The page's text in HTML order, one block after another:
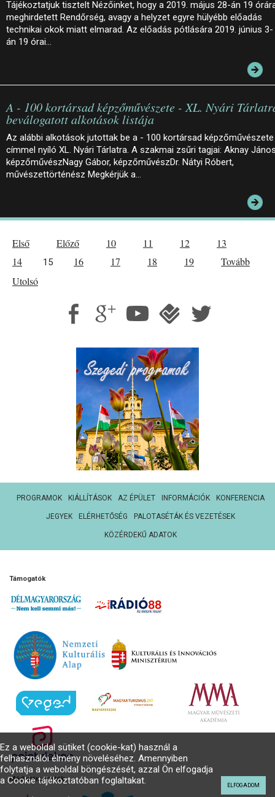
Tájékoztatjuk tisztelt Nézőinket, hogy a 2019. május 28-án 19
meghirdetett Rendőrség, avagy a helyzet egyre hülyébb előadás
technikai okok miatt elmarad. Az előadás pótlására 2019. június 3-
án 19 órai…
A - 100 kortársad képzőművészete - XL. Nyári
beválogatott alkotások listája
Az alábbi alkotások jutottak be a - 100 kortársad
címmel nyíló XL. Nyári Tárlatra. A szakmai zsűri tagjai: Aknay
képzőművészNagy Gábor, képzőművészDr. Nátyi Róbert,
művészettörténész Megkérjük a…
Első Előző 10 11 12
13
14
15 16 17 18 19
Tovább
Utolsó
PROGRAMOK KIÁLLÍTÁSOK AZ ÉPÜLET INFORMÁCIÓK KONFERENCIA
JEGYEK ELÉRHETŐSÉG PALOTASÉTÁK ÉS VEZETÉSEK
KÖZÉRDEKŰ ADATOK
Támogatók
Médiatámogatók
Ez a weboldal sütiket (cookie-kat) használ a
felhasználói élmény növeléséhez. Amennyiben
folytatja a weboldal böngészését, azzal Ön elfogadja
a Cookie tájékoztatóban foglaltakat.
ELFOGADOM